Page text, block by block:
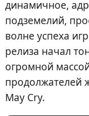
динамичное,
подземелий,
волне успеха
релиза начал
огромной
продолжателей
May Cry.